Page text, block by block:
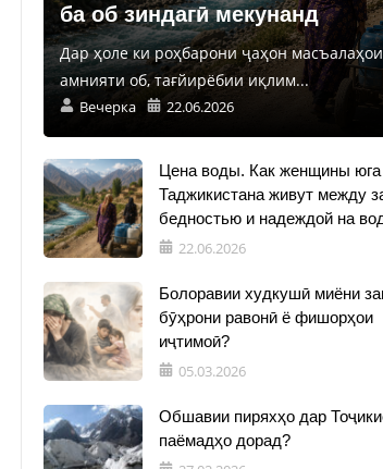
ба об зиндагӣ мекунанд
Дар ҳоле ки роҳбарони ҷаҳон масъалаҳои
амнияти об, тағйирёбии иқлим...
Вечерка 22.06.2026
Цена воды. Как женщины юга
Таджикистана живут между
бедностью и надеждой на
22.06.2026
Болоравии худкушӣ миёни
бӯҳрони равонӣ ё фишорҳои
иҷтимоӣ?
05.03.2026
Обшавии пиряхҳо дар
паёмадҳо дорад?